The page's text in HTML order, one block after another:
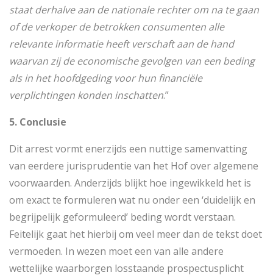
staat derhalve aan de nationale rechter om na te gaan
of de verkoper de betrokken consumenten alle
relevante informatie heeft verschaft aan de hand
waarvan zij de economische gevolgen van een beding
als in het hoofdgeding voor hun financiële
verplichtingen konden inschatten.”
5. Conclusie
Dit arrest vormt enerzijds een nuttige samenvatting
van eerdere jurisprudentie van het Hof over algemene
voorwaarden. Anderzijds blijkt hoe ingewikkeld het is
om exact te formuleren wat nu onder een ‘duidelijk en
begrijpelijk geformuleerd’ beding wordt verstaan.
Feitelijk gaat het hierbij om veel meer dan de tekst doet
vermoeden. In wezen moet een van alle andere
wettelijke waarborgen losstaande prospectusplicht